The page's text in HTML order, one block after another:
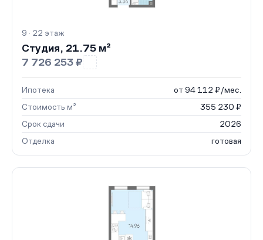
9 · 22 этаж
Студия, 21.75 м²
7 726 253 ₽
Ипотека
от 94 112 ₽/мес.
Стоимость м²
355 230 ₽
Срок сдачи
2026
Отделка
готовая